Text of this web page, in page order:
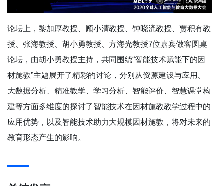
论坛上，黎加厚教授、顾小清教授、钟晓流教授、贾积有教
授、张海教授、胡小勇教授、方海光教授7位嘉宾做客圆桌
论坛，由胡小勇教授主持，共同围绕“智能技术赋能下的因
材施教”主题展开了精彩的讨论，分别从资源建设与应用、
大数据分析、精准教学、学习分析、智能评价、智慧课堂构
建等方面多维度的探讨了智能技术在因材施教教学过程中的
应用优势，以及智能技术助力大规模因材施教，将对未来的
教育形态产生的影响。